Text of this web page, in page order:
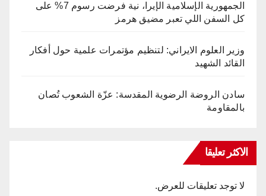
الجمهورية الإسلامية الإيرا، نية فرضت رسوم 7% على
كل السفن اللي تعبر مضيق هرمز
وزير العلوم الايراني: لتنظيم مؤتمرات علمية حول أفكار
القائد الشهيد
سادن الروضة الرضوية المقدسة: عزّة الشعوب تُصان
بالمقاومة
الاكثر تعليقا
لا توجد تعليقات للعرض.